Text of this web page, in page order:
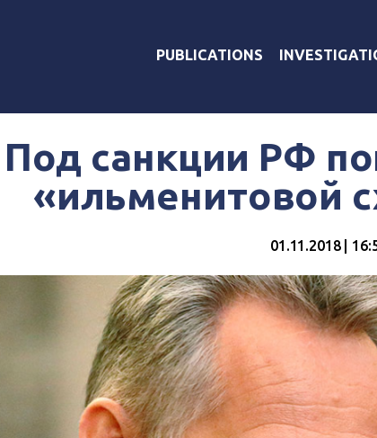
PUBLICATIONS
Под санкции РФ
«ильменитовой
01.11.2018 |